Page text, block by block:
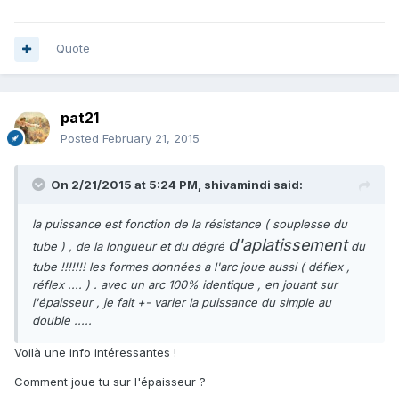
Quote
pat21
Posted February 21, 2015
On 2/21/2015 at 5:24 PM, shivamindi said:
la puissance est fonction de la résistance ( souplesse du
tube ) , de la longueur et du dégré d'aplatissementdu
tube !!!!!!! les formes données a l'arc joue aussi ( déflex ,
réflex .... ) . avec un arc 100% identique , en jouant sur
l'épaisseur , je fait +- varier la puissance du simple au
double .....
Voilà une info intéressantes !
Comment joue tu sur l'épaisseur ?